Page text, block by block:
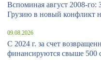
Вспоминая август 2008-го:
Грузию в новый конфликт
09.08.2026
С 2024 г. за счет
финансируются свыше 500